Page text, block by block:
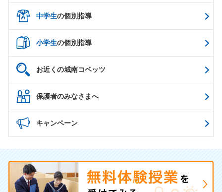
中学生の個別指導
小学生の個別指導
お近くの城南コベッツ
保護者のみなさまへ
キャンペーン